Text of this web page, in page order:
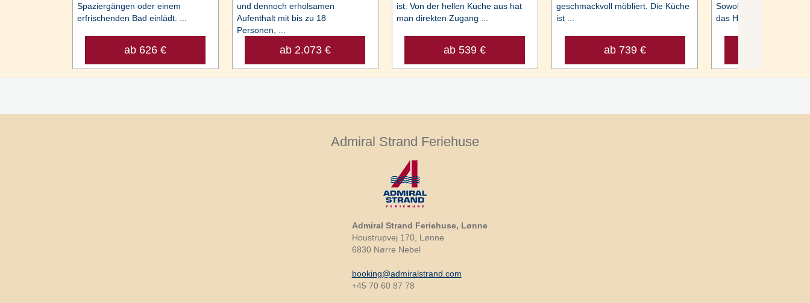
Spaziergängen oder einem
erfrischenden Bad einlädt. ...
ab 626 €
und dennoch erholsamen
Aufenthalt mit bis zu 18
Personen, ...
ab 2.073 €
ist. Von der hellen Küche aus hat
man direkten Zugang ...
ab 539 €
geschmackvoll möbliert. Die Küche
ist ...
ab 739 €
Sowohl innen als auch
das Haus sehr ...
Admiral Strand Feriehuse
Admiral Strand Feriehuse, Lønne
Houstrupvej 170, Lønne
6830 Nørre Nebel
booking@admiralstrand.com
+45 70 60 87 78